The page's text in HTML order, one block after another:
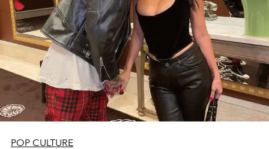
POP CULTURE